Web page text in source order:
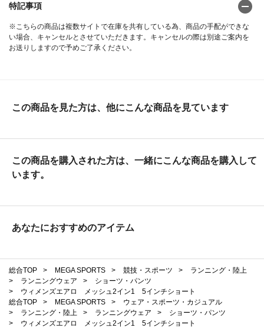
特記事項
※こちらの商品は複数サイトで在庫を共有している為、商品の手配ができな
い場合、キャンセルとさせていただきます。キャンセルの際は別途ご案内を
お送りしますので予めご了承ください。
この商品を見た方は、他にこんな商品を見ています
この商品を購入された方は、一緒にこんな商品を購入して
います。
あなたにおすすめのアイテム
総合TOP > MEGA SPORTS > 競技・スポーツ >
ランニング・陸上
>
ランニングウェア >
ショーツ・パンツ
>
ウィメンズエアロ メッシュ2イン1 5インチショート
総合TOP
> MEGA SPORTS >
ウェア・スポーツ・カジュアル
>
ランニング・陸上 > ランニングウェア >
ショーツ・パンツ
>
ウィメンズエアロ メッシュ2イン1 5インチショート